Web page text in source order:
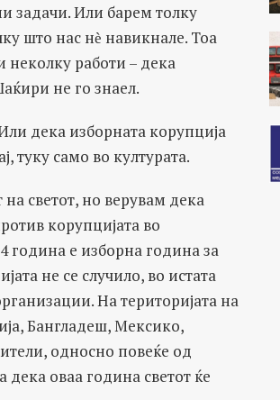
задачи. Или барем толку
што нас нѐ навикнале. Тоа
неколку работи – дека
не го знаел.
дека изборната корупција
туку само во културата.
на светот, но верувам дека
корупцијата во
година е изборна година за
не се случило, во истата
На територијата на
Бангладеш, Мексико,
односно повеќе од
дека оваа година светот ќе